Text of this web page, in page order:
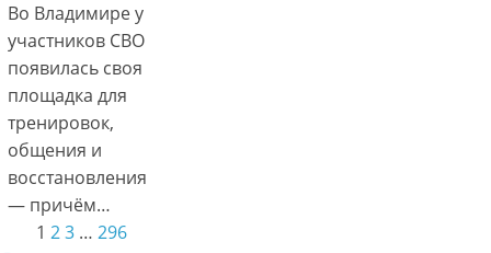
Во Владимире у
участников СВО
появилась своя
площадка для
тренировок,
общения и
восстановления
— причём…
1 23 … 296